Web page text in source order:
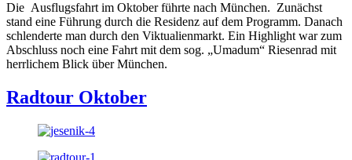
Die Ausflugsfahrt im Oktober führte nach München. Zunächst
stand eine Führung durch die Residenz auf dem Programm. Danach
schlenderte man durch den Viktualienmarkt. Ein Highlight war zum
Abschluss noch eine Fahrt mit dem sog. „Umadum“ Riesenrad mit
herrlichem Blick über München.
Radtour Oktober